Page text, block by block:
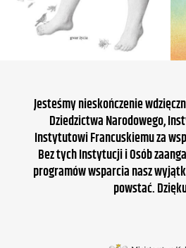
Jesteśmy nieskończenie
Dziedzictwa Narodowego,
Instytutowi Francuskiemu za
Bez tych Instytucji i Osób
programów wsparcia nasz
powstać.